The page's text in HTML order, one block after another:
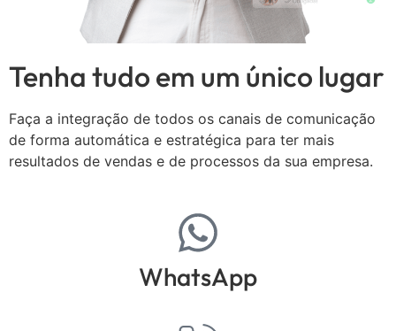
Tenha tudo em um único lugar
Faça a integração de todos os canais de comunicação
de forma automática e estratégica para ter mais
resultados de vendas e de processos da sua empresa.
WhatsApp